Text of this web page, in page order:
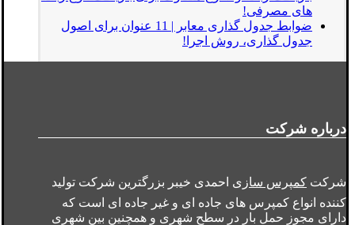
های مصرفی!
ضوابط جدول گذاری معابر | 11 عنوان برای اصول
جدول گذاری، روش اجرا!
درباره شرکت
شرکت کمپرس سازی احمدی خیبر بزرگترین شرکت تولید
کننده انواع کمپرس های جاده ای و غیر جاده ای است که
دارای مجوز حمل بار در سطح شهری و همچنین بین شهری